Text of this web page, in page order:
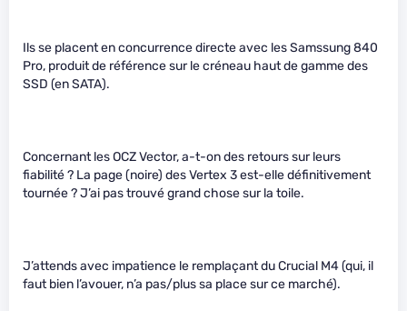
Ils se placent en concurrence directe avec les Samssung 840
Pro, produit de référence sur le créneau haut de gamme des
SSD (en SATA).
Concernant les OCZ Vector, a-t-on des retours sur leurs
fiabilité ? La page (noire) des Vertex 3 est-elle définitivement
tournée ? J’ai pas trouvé grand chose sur la toile.
J’attends avec impatience le remplaçant du Crucial M4 (qui, il
faut bien l’avouer, n’a pas/plus sa place sur ce marché).